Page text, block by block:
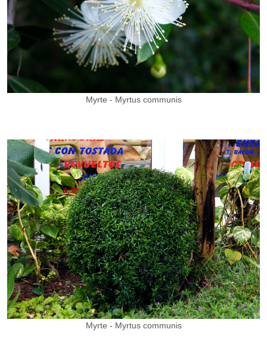
Myrte - Myrtus communis
Myrte - Myrtus communis